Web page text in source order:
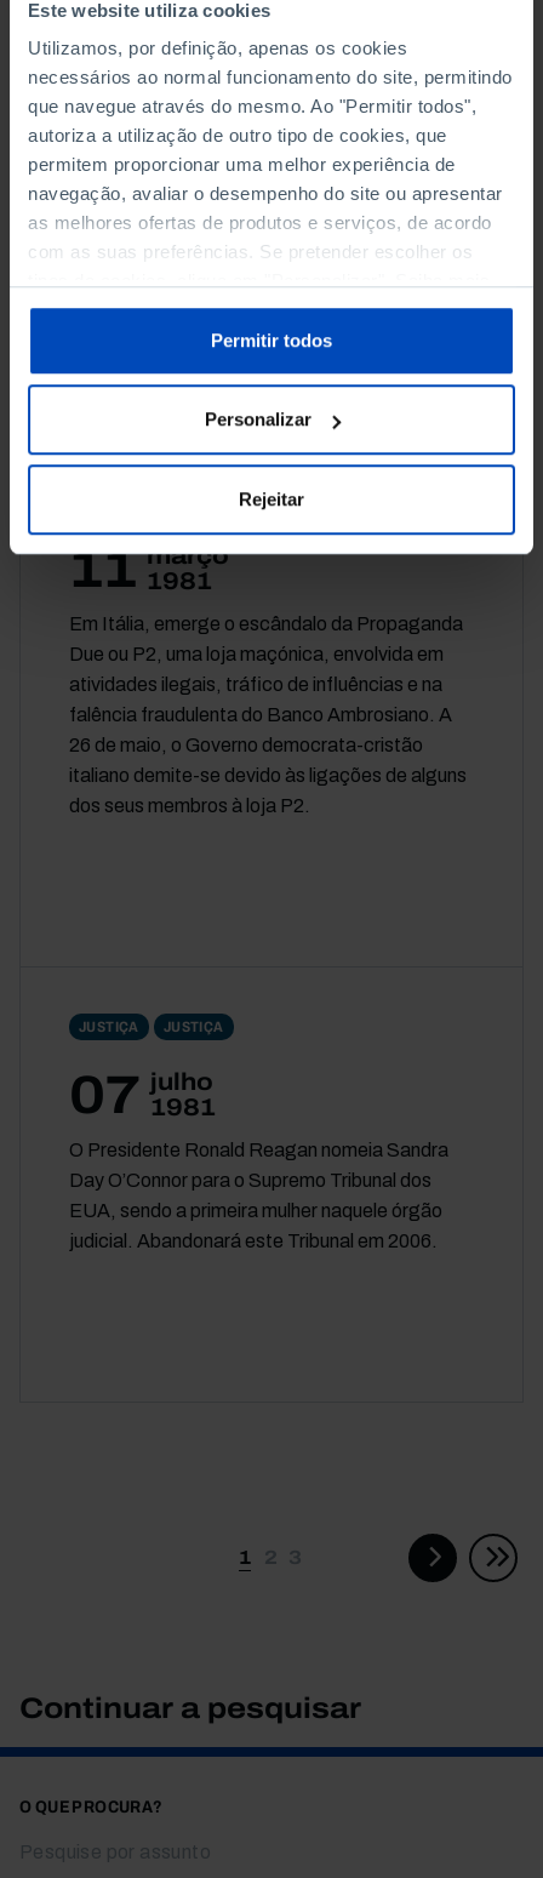
Este website utiliza cookies
Utilizamos, por definição, apenas os cookies
necessários ao normal funcionamento do site, permitindo
que navegue através do mesmo. Ao "Permitir todos",
autoriza a utilização de outro tipo de cookies, que
permitem proporcionar uma melhor experiência de
navegação, avaliar o desempenho do site ou apresentar
as melhores ofertas de produtos e serviços, de acordo
com as suas preferências. Se pretender escolher os
sobre cookies através da gestão de preferências ou da
Política de Cookies.
Permitir todos
Personalizar
Rejeitar
Etan Patz, uma criança norte-americana de
seis anos, desaparece no trajecto entre a sua
casa e a paragem do autocarro, em Manhattan,
Nova Iorque. O seu desaparecimento deu início
ao movimento das crianças desaparecidas,
impulsionando novas formas de investigação.
Nos EUA, e desde 1983, que o dia do seu
desaparecimento é o Dia Nacional das
11 março
1981
Em Itália, emerge o escândalo da Propaganda
Due ou P2, uma loja maçónica, envolvida em
atividades ilegais, tráfico de influências e na
falência fraudulenta do Banco Ambrosiano. A
26 de maio, o Governo democrata-cristão
italiano demite-se devido às ligações de alguns
dos seus membros à loja P2.
JUSTIÇA JUSTIÇA
07 julho
1981
O Presidente Ronald Reagan nomeia Sandra
Day O’Connor para o Supremo Tribunal dos
EUA, sendo a primeira mulher naquele órgão
judicial. Abandonará este Tribunal em 2006.
1 2 3
Continuar a pesquisar
O QUE PROCURA?